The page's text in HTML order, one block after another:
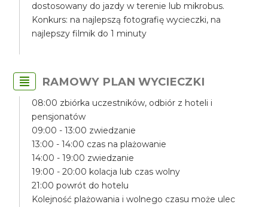
dostosowany do jazdy w terenie lub mikrobus.
Konkurs: na najlepszą fotografię wycieczki, na
najlepszy filmik do 1 minuty
RAMOWY PLAN WYCIECZKI
08:00 zbiórka uczestników, odbiór z hoteli i
pensjonatów
09:00 - 13:00 zwiedzanie
13:00 - 14:00 czas na plażowanie
14:00 - 19:00 zwiedzanie
19:00 - 20:00 kolacja lub czas wolny
21:00 powrót do hotelu
Kolejność plażowania i wolnego czasu może ulec